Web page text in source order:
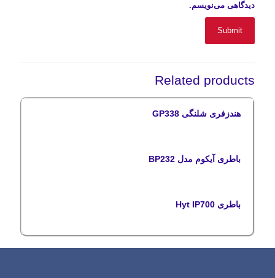
دیدگاهی می‌نویسم.
Related products
هندزفری شلنگی GP338
باطری آیکوم مدل BP232
باطری Hyt IP700